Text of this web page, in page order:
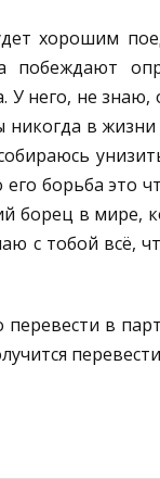
хорошим
побеждают
У него, не
никогда в
его борьба это
борец в мире,
с тобой всё,
в